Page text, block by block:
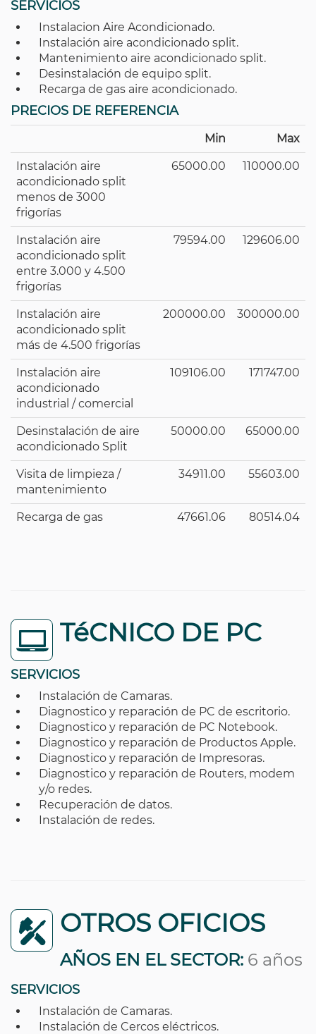
SERVICIOS
Instalacion Aire Acondicionado.
Instalación aire acondicionado split.
Mantenimiento aire acondicionado split.
Desinstalación de equipo split.
Recarga de gas aire acondicionado.
PRECIOS DE REFERENCIA
Min Max
Instalación aire
acondicionado split
menos de 3000
frigorías
65000.00 110000.00
Instalación aire
acondicionado split
entre 3.000 y 4.500
frigorías
79594.00 129606.00
Instalación aire
acondicionado split
más de 4.500 frigorías
200000.00 300000.00
Instalación aire
acondicionado
industrial / comercial
109106.00 171747.00
Desinstalación de aire
acondicionado Split
50000.00 65000.00
Visita de limpieza /
mantenimiento
34911.00 55603.00
Recarga de gas 47661.06 80514.04
TéCNICO DE PC
SERVICIOS
Instalación de Camaras.
Diagnostico y reparación de PC de escritorio.
Diagnostico y reparación de PC Notebook.
Diagnostico y reparación de Productos Apple.
Diagnostico y reparación de Impresoras.
Diagnostico y reparación de Routers, modem
y/o redes.
Recuperación de datos.
Instalación de redes.
OTROS OFICIOS
AÑOS EN EL SECTOR: 6 años
SERVICIOS
Instalación de Camaras.
Instalación de Cercos eléctricos.